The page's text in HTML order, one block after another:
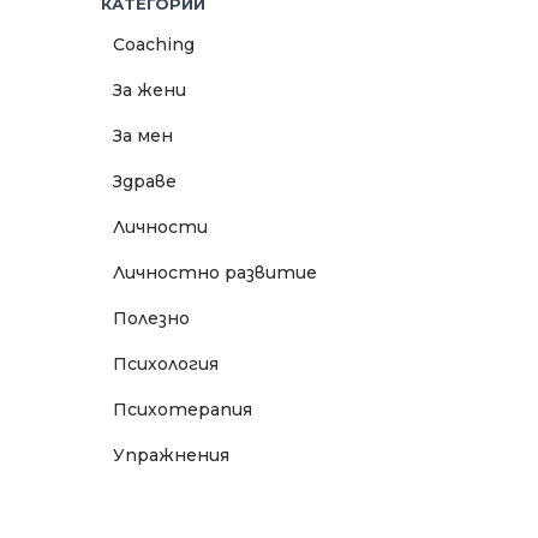
Coaching
За жени
За мен
Здраве
Личности
Личностно развитие
Полезно
Психология
Психотерапия
Упражнения